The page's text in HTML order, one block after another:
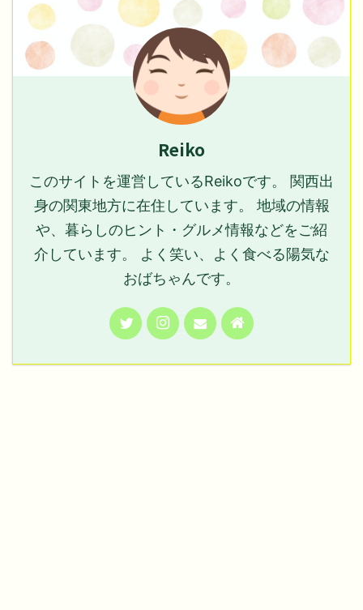
Reiko
このサイトを運営しているReikoです。 関西出
身の関東地方に在住しています。 地域の情報
や、暮らしのヒント・グルメ情報などをご紹
介しています。 よく笑い、よく食べる陽気な
おばちゃんです。